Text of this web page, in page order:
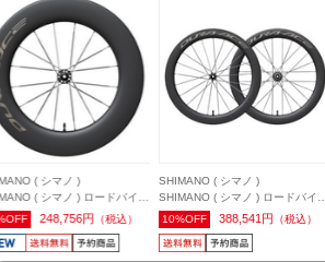
( シマノ )
( シマノ ) ロードバイク
ール(ディスクブレーキ用)
C99-TL-F チューブレ
ACE ( デュラエース ) フ
248,756円 （税込）
SHIMANO ( シマノ )
SHIMANO ( シマノ ) ロードバイク
用ホイール(ディスクブレーキ用)
WH-R9370-C60-TL-R チューブレ
ス DURA-ACE ( デュラエース ) 前
10%OFF 388,541円 （税込）